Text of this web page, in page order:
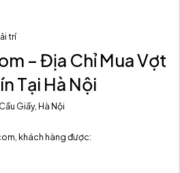
trí
– Địa Chỉ Mua Vợt
Tại Hà Nội
Giấy, Hà Nội
khách hàng được: